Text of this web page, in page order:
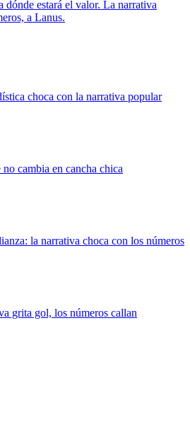
estará el valor. La narrativa
a Lanus.
choca con la narrativa popular
cambia en cancha chica
la narrativa choca con los números
grita gol, los números callan